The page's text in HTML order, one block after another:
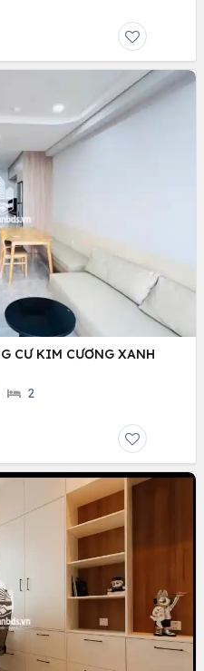
CƯ KIM CƯƠNG XANH
2